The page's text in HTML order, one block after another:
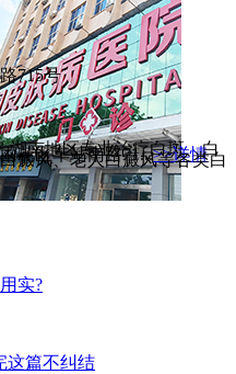
715号
湖南地区专业治疗白斑、白
花区车站南路71...>>详情
癜风、老人白癜风等各类白
实?
这篇不纠结